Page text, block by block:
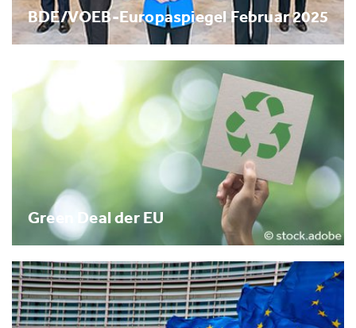
BDE/VOEB-Europaspiegel Februar 2025
Green Deal der EU